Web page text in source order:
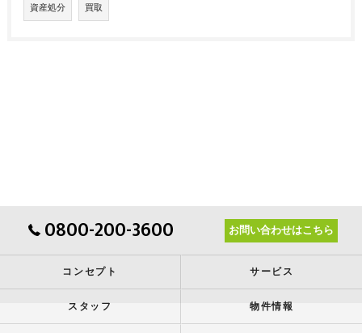
資産処分 買取
0800-200-3600 お問い合わせはこちら
コンセプト サービス
スタッフ 物件情報